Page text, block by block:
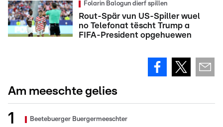
Folarin Balogun dierf spillen
Rout-Spär vun US-Spiller wuel
no Telefonat tëscht Trump a
FIFA-President opgehuewen
Am meeschte gelies
Beetebuerger Buergermeeschter